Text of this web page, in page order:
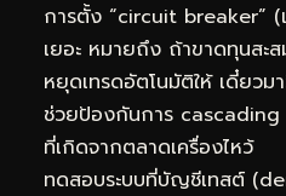
การตั้ง “circuit breaker” (
เยอะ หมายถึง ถ้าขาดทุนสะ
หยุดเทรดอัตโนมัติให้ เดี๋ยวม
ช่วยป้องกันการ
ที่เกิดจากตลาดเครื่องไหว้
ทดสอบระบบที่บัญชีเทสต์